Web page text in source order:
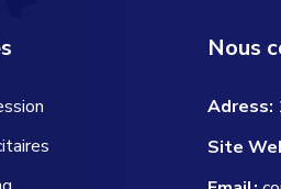
Nous
Adress:
Site